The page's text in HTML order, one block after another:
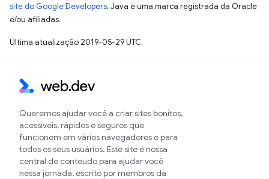
site do Google Developers. Java é uma marca registrada da Oracle
e/ou afiliadas.
Última atualização 2019-05-29 UTC.
Queremos ajudar você a criar sites bonitos,
acessíveis, rápidos e seguros que
funcionem em vários navegadores e para
todos os seus usuários. Este site é nossa
central de conteúdo para ajudar você
nessa jornada, escrito por membros da